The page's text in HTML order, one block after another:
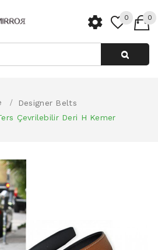
0 0
Designer Belts
Çevrilebilir Deri H Kemer